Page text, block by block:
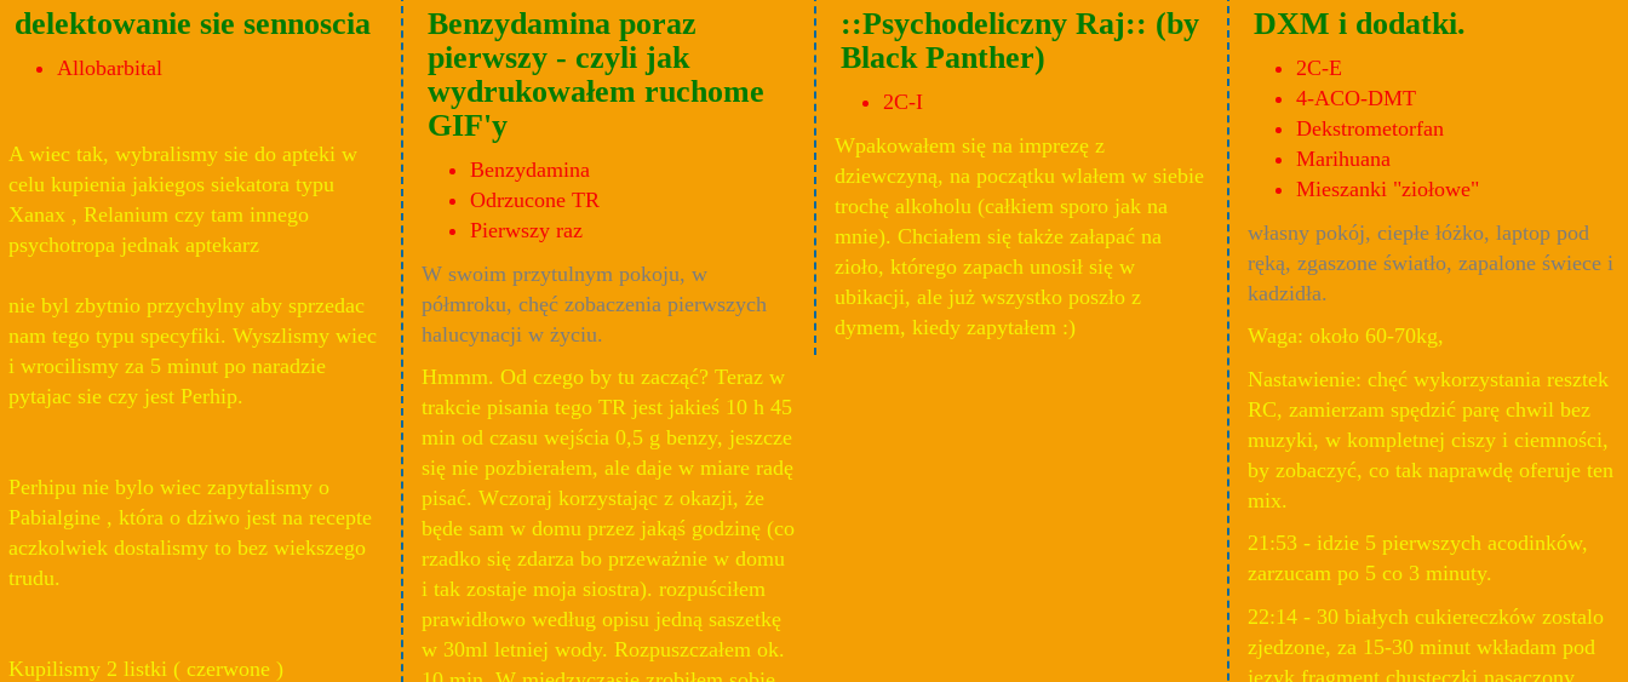
delektowanie sie sennoscia
Allobarbital
A wiec tak, wybralismy sie do apteki w
celu kupienia jakiegos siekatora typu
Xanax , Relanium czy tam innego
psychotropa jednak aptekarz
nie byl zbytnio przychylny aby sprzedac
nam tego typu specyfiki. Wyszlismy wiec
i wrocilismy za 5 minut po naradzie
pytajac sie czy jest Perhip.
Perhipu nie bylo wiec zapytalismy o
Pabialgine , która o dziwo jest na recepte
aczkolwiek dostalismy to bez wiekszego
trudu.
Kupilismy 2 listki ( czerwone )
Benzydamina poraz
pierwszy - czyli jak
wydrukowałem ruchome
GIF'y
Benzydamina
Odrzucone TR
Pierwszy raz
W swoim przytulnym pokoju, w
półmroku, chęć zobaczenia pierwszych
halucynacji w życiu.
Hmmm. Od czego by tu zacząć? Teraz w
trakcie pisania tego TR jest jakieś 10 h 45
min od czasu wejścia 0,5 g benzy, jeszcze
się nie pozbierałem, ale daje w miare radę
pisać. Wczoraj korzystając z okazji, że
będe sam w domu przez jakąś godzinę (co
rzadko się zdarza bo przeważnie w domu
i tak zostaje moja siostra). rozpuściłem
prawidłowo według opisu jedną saszetkę
w 30ml letniej wody. Rozpuszczałem ok.
::Psychodeliczny Raj:: (by
Black Panther)
2C-I
Wpakowałem się na imprezę z
dziewczyną, na początku wlałem w siebie
trochę alkoholu (całkiem sporo jak na
mnie). Chciałem się także załapać na
zioło, którego zapach unosił się w
ubikacji, ale już wszystko poszło z
dymem, kiedy zapytałem :)
DXM i dodatki.
2C-E
4-ACO-DMT
Dekstrometorfan
Marihuana
Mieszanki "ziołowe"
własny pokój, ciepłe łóżko, laptop pod
ręką, zgaszone światło, zapalone świece i
kadzidła.
Waga: około 60-70kg,
Nastawienie: chęć wykorzystania resztek
RC, zamierzam spędzić parę chwil bez
muzyki, w kompletnej ciszy i ciemności,
by zobaczyć, co tak naprawdę oferuje ten
mix.
21:53 - idzie 5 pierwszych acodinków,
zarzucam po 5 co 3 minuty.
22:14 - 30 białych cukiereczków zostalo
zjedzone, za 15-30 minut wkładam pod
język fragment chusteczki nasączony